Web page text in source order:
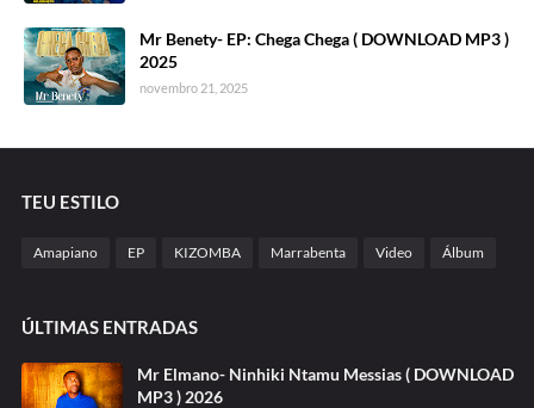
Mr Benety- EP: Chega Chega ( DOWNLOAD MP3 )
2025
novembro 21, 2025
TEU ESTILO
Amapiano EP KIZOMBA Marrabenta Video Álbum
ÚLTIMAS ENTRADAS
Mr Elmano- Ninhiki Ntamu Messias ( DOWNLOAD
MP3 ) 2026